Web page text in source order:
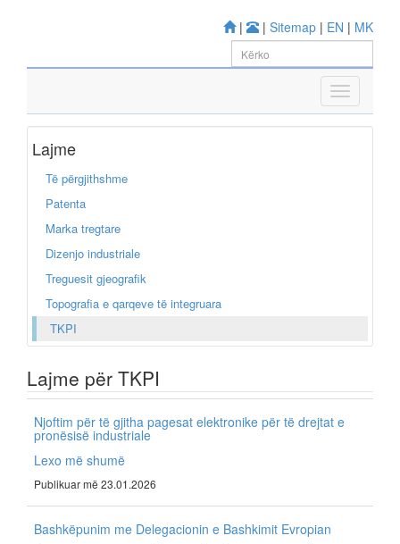
| | Sitemap | EN | MK
Lajme
Të përgjithshme
Patenta
Marka tregtare
Dizenjo industriale
Treguesit gjeografik
Topografia e qarqeve të integruara
TKPI
Lajme për TKPI
Njoftim për të gjitha pagesat elektronike për të drejtat e
pronësisë industriale
Lexo më shumë
Publikuar më 23.01.2026
Bashkëpunim me Delegacionin e Bashkimit Evropian